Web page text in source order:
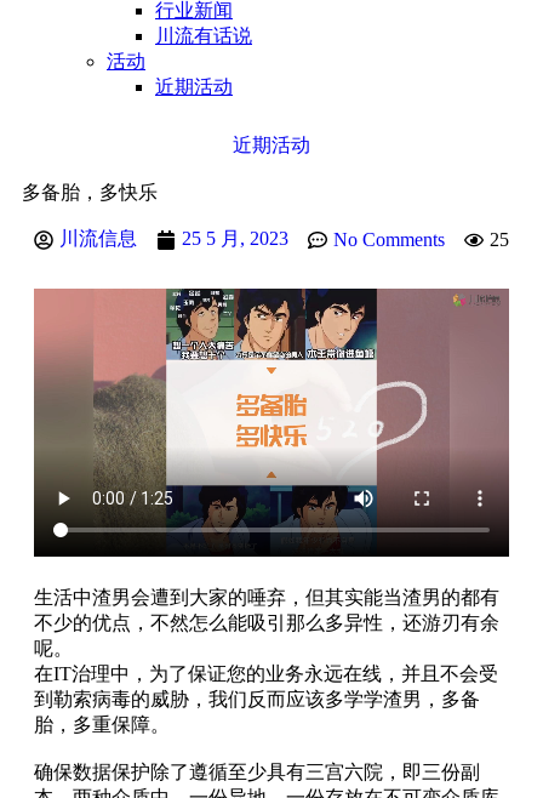
行业新闻
川流有话说
活动
近期活动
近期活动
多备胎，多快乐
川流信息 25 5 月, 2023 No Comments 25
生活中渣男会遭到大家的唾弃，但其实能当渣男的都有
不少的优点，不然怎么能吸引那么多异性，还游刃有余
呢。
在IT治理中，为了保证您的业务永远在线，并且不会受
到勒索病毒的威胁，我们反而应该多学学渣男，多备
胎，多重保障。
确保数据保护除了遵循至少具有三宫六院，即三份副